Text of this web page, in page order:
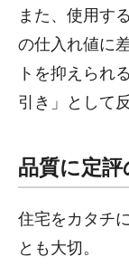
また、使用す
の仕入れ値に
トを抑えられ
引き」として
品質に定
住宅をカタチ
とも大切。